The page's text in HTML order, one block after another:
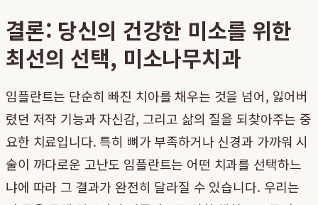
결론: 당신의 건강한 미소를 위한
최선의 선택, 미소나무치과
임플란트는 단순히 빠진 치아를 채우는 것을 넘어, 잃어버
렸던 저작 기능과 자신감, 그리고 삶의 질을 되찾아주는 중
요한 치료입니다. 특히 뼈가 부족하거나 신경과 가까워 시
술이 까다로운 고난도 임플란트는 어떤 치과를 선택하느
냐에 따라 그 결과가 완전히 달라질 수 있습니다. 우리는